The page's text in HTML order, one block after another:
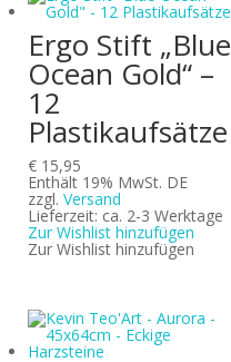
Ergo Stift „Blue
Ocean Gold“ –
12
Plastikaufsätze
€ 15,95
Enthält 19% MwSt. DE
zzgl.Versand
Lieferzeit: ca. 2-3 Werktage
Zur Wishlist hinzufügen
Zur Wishlist hinzufügen